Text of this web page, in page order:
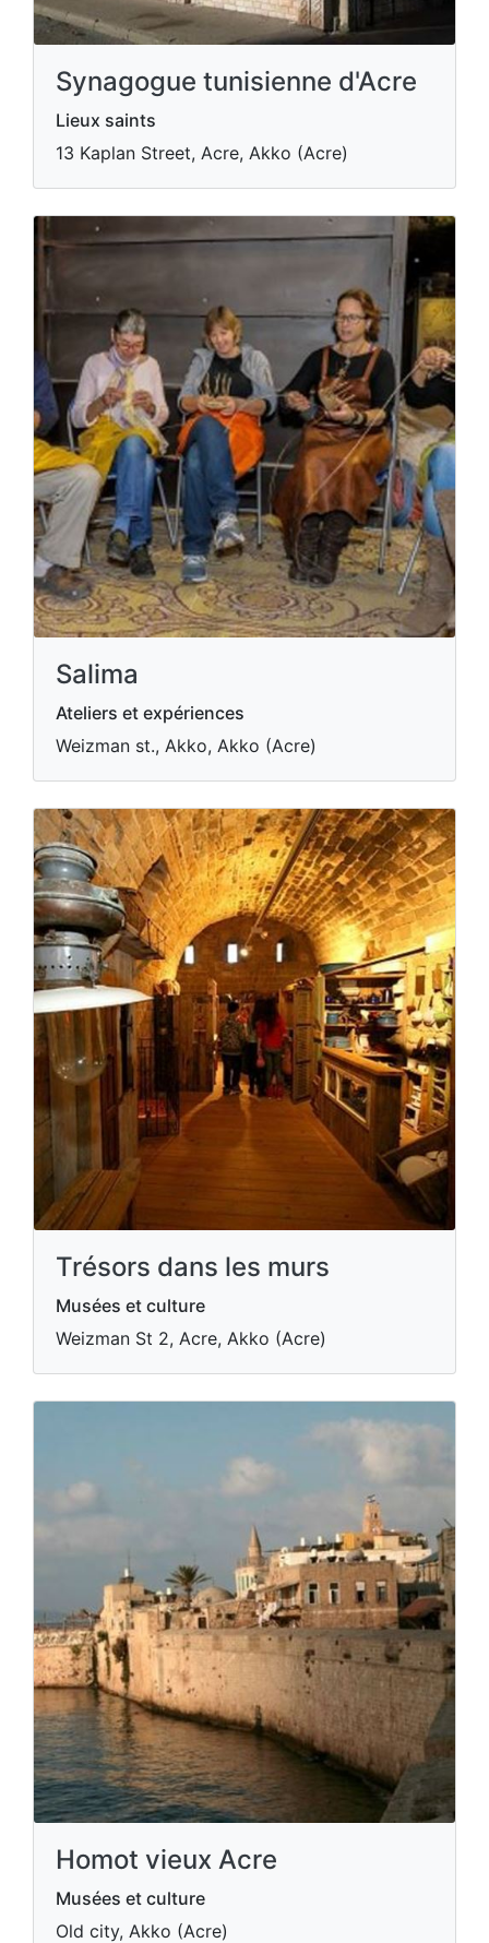
Synagogue tunisienne d'Acre
Lieux saints
13 Kaplan Street, Acre, Akko (Acre)
Salima
Ateliers et expériences
Weizman st., Akko, Akko (Acre)
Trésors dans les murs
Musées et culture
Weizman St 2, Acre, Akko (Acre)
Homot vieux Acre
Musées et culture
Old city, Akko (Acre)